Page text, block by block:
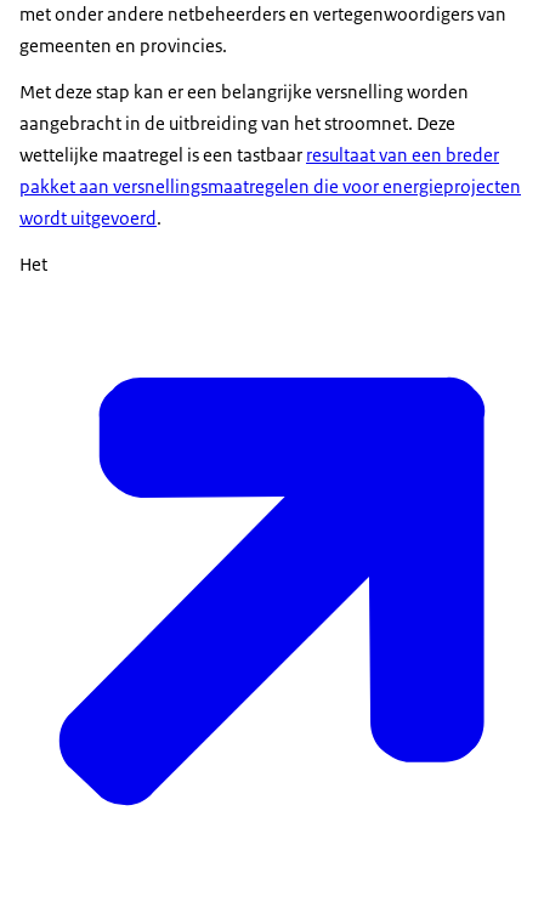
met onder andere netbeheerders en vertegenwoordigers van
gemeenten en provincies.
Met deze stap kan er een belangrijke versnelling worden
aangebracht in de uitbreiding van het stroomnet. Deze
wettelijke maatregel is een tastbaar resultaat van een breder
pakket aan versnellingsmaatregelen die voor energieprojecten
wordt uitgevoerd.
Het